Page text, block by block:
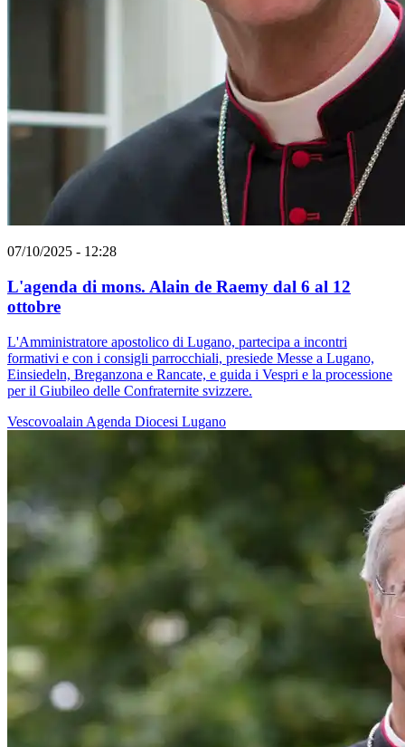
07/10/2025 - 12:28
L'agenda di mons. Alain de Raemy dal 6 al 12
ottobre
L'Amministratore apostolico di Lugano, partecipa a incontri
formativi e con i consigli parrocchiali, presiede Messe a Lugano,
Einsiedeln, Breganzona e Rancate, e guida i Vespri e la processione
per il Giubileo delle Confraternite svizzere.
Vescovoalain Agenda Diocesi Lugano